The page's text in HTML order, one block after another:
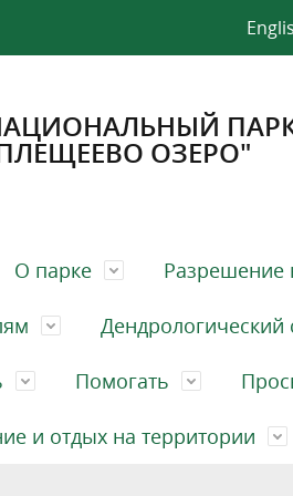
ОЗЕРО"
О парке Разрешение
Дендрологический
Помогать
и отдых на территории